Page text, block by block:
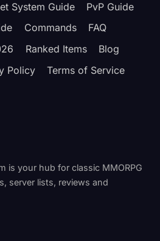
System Guide
PvP Guide
Commands
FAQ
Ranked Items
Blog
Policy Terms of Service
is your hub for classic MMORPG
server lists, reviews and